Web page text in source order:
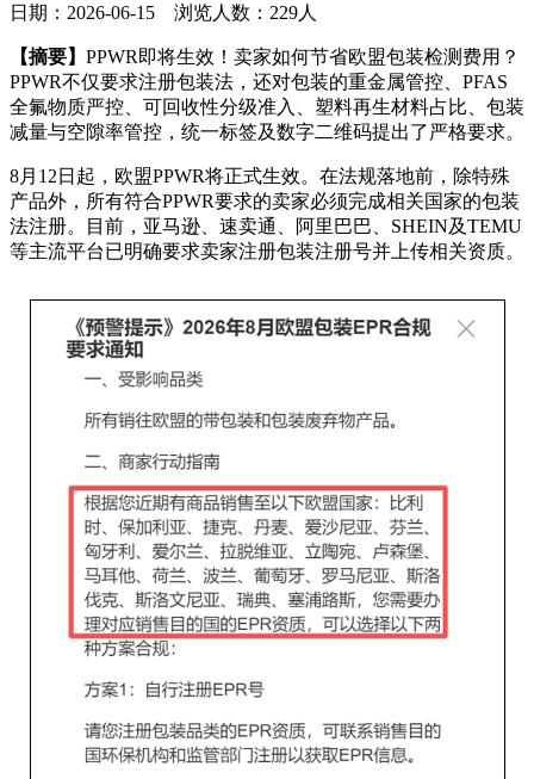
日期：2026-06-15 浏览人数：229人
【摘要】 PPWR即将生效！卖家如何节省欧盟包装检测费用？
PPWR不仅要求注册包装法，还对包装的重金属管控、PFAS
全氟物质严控、可回收性分级准入、塑料再生材料占比、包装
减量与空隙率管控，统一标签及数字二维码提出了严格要求。
8月12日起，欧盟PPWR将正式生效。在法规落地前，除特殊
产品外，所有符合PPWR要求的卖家必须完成相关国家的包装
法注册。目前，亚马逊、速卖通、阿里巴巴、SHEIN及TEMU
等主流平台已明确要求卖家注册包装注册号并上传相关资质。